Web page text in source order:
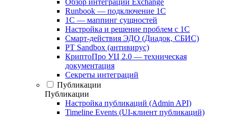
Обзор интеграции Exchange
Runbook — подключение 1С
1С — маппинг сущностей
Настройка и решение проблем с 1С
Смарт-действия ЭДО (Диадок, СБИС)
PT Sandbox (антивирус)
КриптоПро УЦ 2.0 — техническая
документация
Секреты интеграций
Публикации
Публикации
Настройка публикаций (Admin API)
Timeline Events (UI-клиент публикаций)